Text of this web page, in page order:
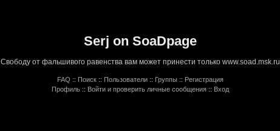
Serj on SoaDpage
Свободу от фальшивого равенства вам может принести только www.soad.msk.ru
FAQ :: Поиск :: Пользователи :: Группы :: Регистрация
Профиль :: Войти и проверить личные сообщения :: Вход